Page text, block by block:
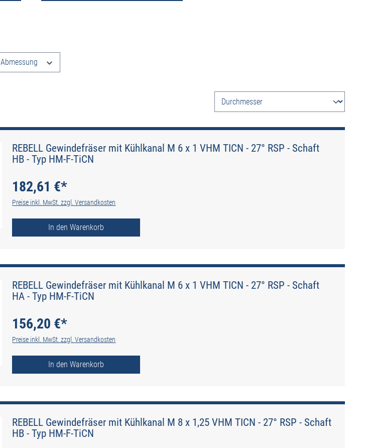
Abmessung
REBELL Gewindefräser mit Kühlkanal M 6 x 1 VHM TICN - 27° RSP - Schaft
HB - Typ HM-F-TiCN
182,61 €*
Preise inkl. MwSt. zzgl. Versandkosten
In den Warenkorb
REBELL Gewindefräser mit Kühlkanal M 6 x 1 VHM TICN - 27° RSP - Schaft
HA - Typ HM-F-TiCN
156,20 €*
Preise inkl. MwSt. zzgl. Versandkosten
In den Warenkorb
REBELL Gewindefräser mit Kühlkanal M 8 x 1,25 VHM TICN - 27° RSP - Schaft
HB - Typ HM-F-TiCN